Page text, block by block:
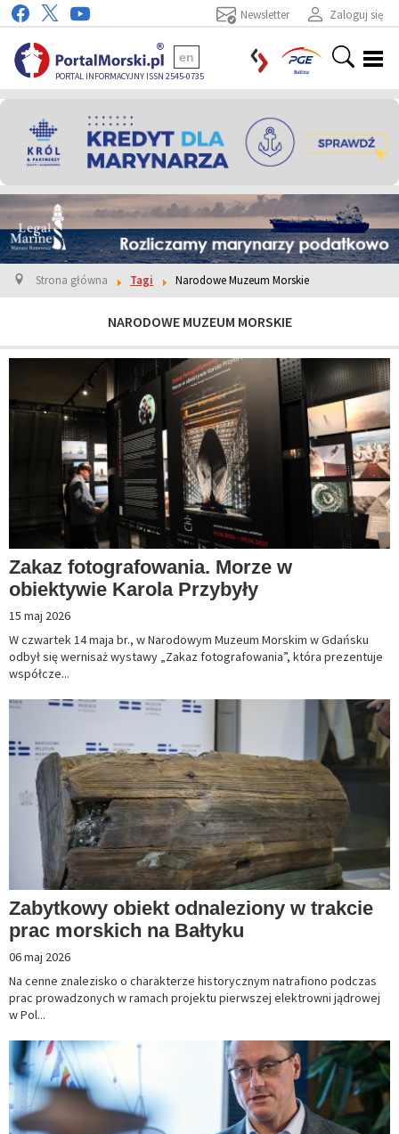
Zaloguj się
Newsletter
PORTAL INFORMACYJNY ISSN 2545-0735
en
Strona główna Tagi Narodowe Muzeum Morskie
NARODOWE MUZEUM MORSKIE
Zakaz fotografowania. Morze w
obiektywie Karola Przybyły
15 maj 2026
W czwartek 14 maja br., w Narodowym Muzeum Morskim w Gdańsku
odbył się wernisaż wystawy „Zakaz fotografowania”, która prezentuje
współcze...
Zabytkowy obiekt odnaleziony w trakcie
prac morskich na Bałtyku
06 maj 2026
Na cenne znalezisko o charakterze historycznym natrafiono podczas
prac prowadzonych w ramach projektu pierwszej elektrowni jądrowej
w Pol...